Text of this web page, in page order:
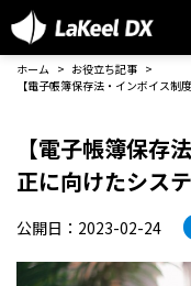
ホーム
お役立ち記事
【電子帳簿保存法・インボイス
【電子帳簿保存
正に向けたシス
公開日：2023-02-24